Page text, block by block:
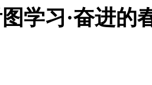
学习·奋进的